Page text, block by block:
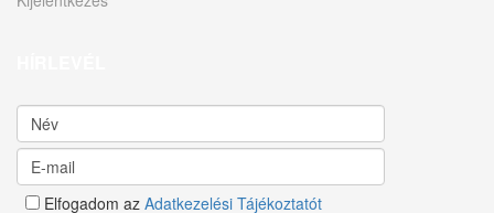
Elfogadom az Adatkezelési Tájékoztatót